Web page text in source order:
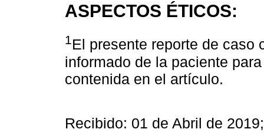
ASPECTOS ÉTICOS:
1El presente reporte de caso
informado de la paciente
contenida en el artículo.
Recibido: 01 de Abril de